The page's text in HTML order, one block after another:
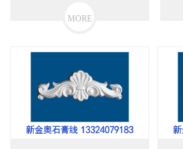
MORE